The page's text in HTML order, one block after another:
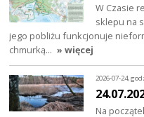
W Czasie
sklepu na
jego pobliżu funkcjonuje
chmurką… » więcej
2026-07-24,
Na